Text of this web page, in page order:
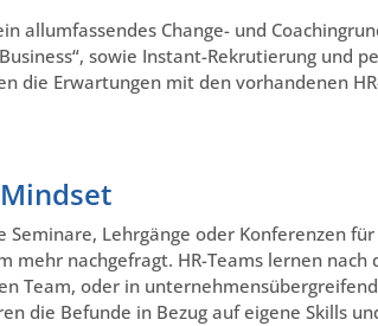
allumfassendes Change- und
sowie Instant-Rekrutierung und
die Erwartungen mit den vorhandenen
Seminare, Lehrgänge oder Konferenzen
mehr nachgefragt. HR-Teams lernen nach
Team, oder in
die Befunde in Bezug auf eigene Skills